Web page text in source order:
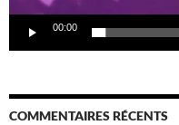
00:00
COMMENTAIRES RÉCENTS